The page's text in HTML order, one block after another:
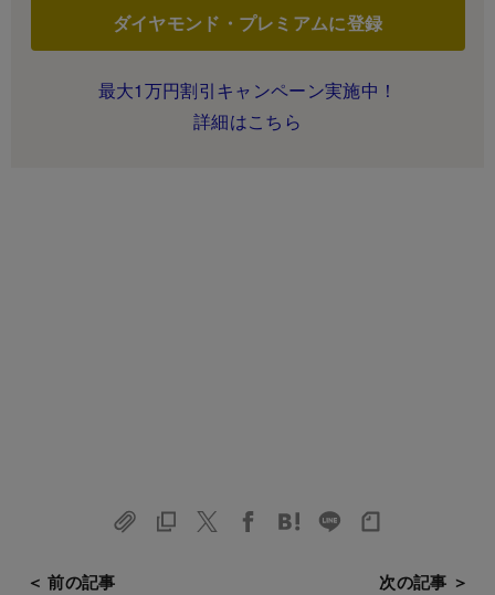
ダイヤモンド・プレミアムに登録
最大1万円割引キャンペーン実施中！
詳細はこちら
＜ 前の記事 次の記事 ＞